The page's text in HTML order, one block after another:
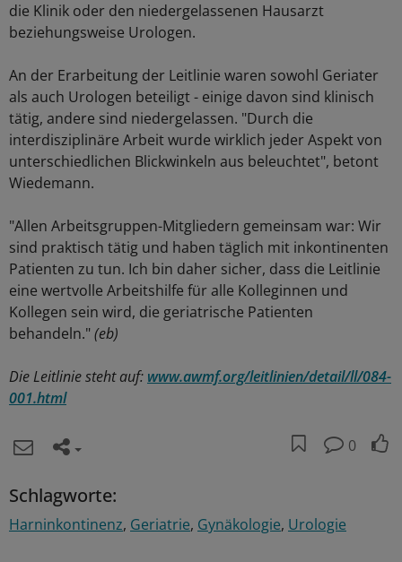
die Klinik oder den niedergelassenen Hausarzt
beziehungsweise Urologen.
An der Erarbeitung der Leitlinie waren sowohl Geriater
als auch Urologen beteiligt - einige davon sind klinisch
tätig, andere sind niedergelassen. "Durch die
interdisziplinäre Arbeit wurde wirklich jeder Aspekt von
unterschiedlichen Blickwinkeln aus beleuchtet", betont
Wiedemann.
"Allen Arbeitsgruppen-Mitgliedern gemeinsam war: Wir
sind praktisch tätig und haben täglich mit inkontinenten
Patienten zu tun. Ich bin daher sicher, dass die Leitlinie
eine wertvolle Arbeitshilfe für alle Kolleginnen und
Kollegen sein wird, die geriatrische Patienten
behandeln."(eb)
Die Leitlinie steht auf: www.awmf.org/leitlinien/detail/ll/084-
001.html
0
Schlagworte:
Harninkontinenz Geriatrie Gynäkologie Urologie